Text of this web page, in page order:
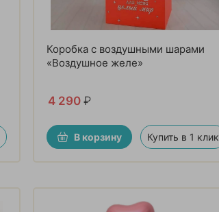
Коробка с воздушными шарами
«Воздушное желе»
4 290 ₽
В корзину Купить в 1 клик